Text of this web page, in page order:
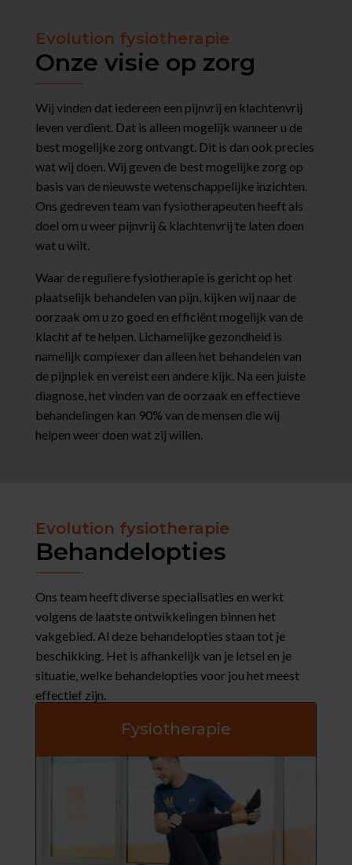
Evolution fysiotherapie
Onze visie op zorg
Wij vinden dat iedereen een pijnvrij en klachtenvrij
leven verdient. Dat is alleen mogelijk wanneer u de
best mogelijke zorg ontvangt. Dit is dan ook precies
wat wij doen. Wij geven de best mogelijke zorg op
basis van de nieuwste wetenschappelijke inzichten.
Ons gedreven team van fysiotherapeuten heeft als
doel om u weer pijnvrij & klachtenvrij te laten doen
wat u wilt.
Waar de reguliere fysiotherapie is gericht op het
plaatselijk behandelen van pijn, kijken wij naar de
oorzaak om u zo goed en efficiënt mogelijk van de
klacht af te helpen. Lichamelijke gezondheid is
namelijk complexer dan alleen het behandelen van
de pijnplek en vereist een andere kijk. Na een juiste
diagnose, het vinden van de oorzaak en effectieve
behandelingen kan 90% van de mensen die wij
helpen weer doen wat zij willen.
Evolution fysiotherapie
Behandelopties
Ons team heeft diverse specialisaties en werkt
volgens de laatste ontwikkelingen binnen het
vakgebied. Al deze behandelopties staan tot je
beschikking. Het is afhankelijk van je letsel en je
situatie, welke behandelopties voor jou het meest
effectief zijn.
Fysiotherapie